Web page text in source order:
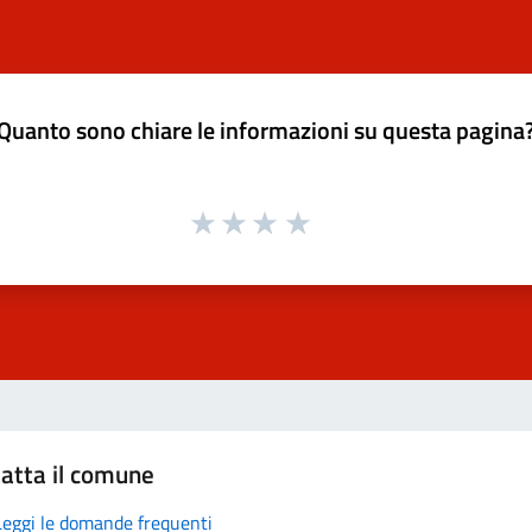
sono chiare le informazioni su questa
il comune
le domande frequenti